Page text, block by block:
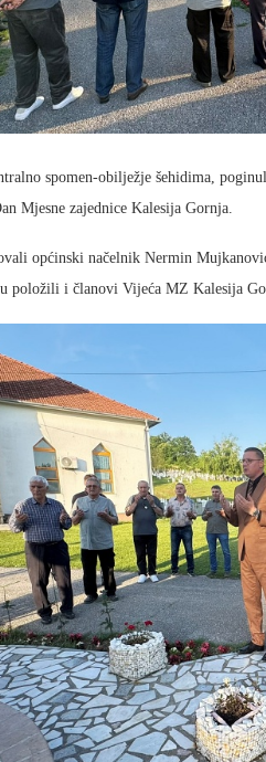
spomen-obilježje šehidima,
Mjesne zajednice Kalesija Gornja.
općinski načelnik Nermin
položili i članovi Vijeća MZ Kalesija